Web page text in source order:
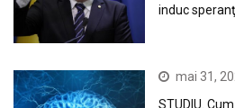
induc
mai 31,
STUDIU.